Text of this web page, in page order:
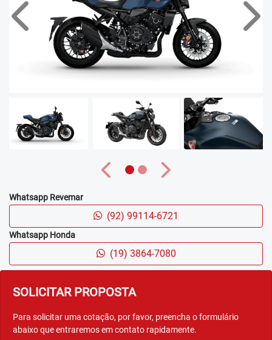
SOLICITAR PROPOSTA
Para solicitar uma cotação, por favor, preencha o formulário
abaixo que entraremos em contato rapidamente.
Anterior
Anterior Próximo
Whatsapp Revemar
(92) 99114-6721
Whatsapp Honda
(19) 3864-7080